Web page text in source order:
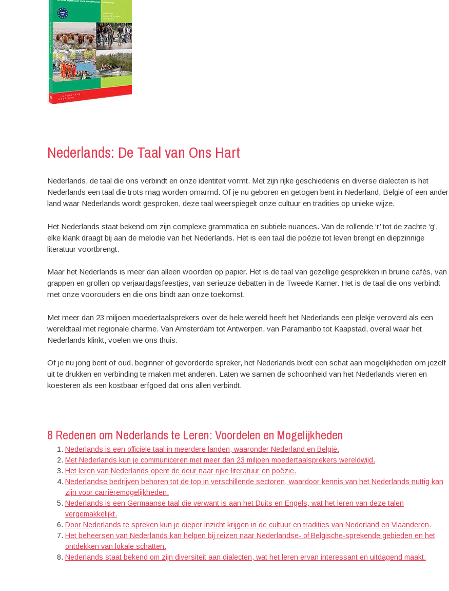
Nederlands: De Taal van Ons Hart
Nederlands, de taal die ons verbindt en onze identiteit vormt. Met zijn rijke geschiedenis en diverse dialecten is het
Nederlands een taal die trots mag worden omarmd. Of je nu geboren en getogen bent in Nederland, België of een ander
land waar Nederlands wordt gesproken, deze taal weerspiegelt onze cultuur en tradities op unieke wijze.
Het Nederlands staat bekend om zijn complexe grammatica en subtiele nuances. Van de rollende ‘r’ tot de zachte ‘g’,
elke klank draagt bij aan de melodie van het Nederlands. Het is een taal die poëzie tot leven brengt en diepzinnige
literatuur voortbrengt.
Maar het Nederlands is meer dan alleen woorden op papier. Het is de taal van gezellige gesprekken in bruine cafés, van
grappen en grollen op verjaardagsfeestjes, van serieuze debatten in de Tweede Kamer. Het is de taal die ons verbindt
met onze voorouders en die ons bindt aan onze toekomst.
Met meer dan 23 miljoen moedertaalsprekers over de hele wereld heeft het Nederlands een plekje veroverd als een
wereldtaal met regionale charme. Van Amsterdam tot Antwerpen, van Paramaribo tot Kaapstad, overal waar het
Nederlands klinkt, voelen we ons thuis.
Of je nu jong bent of oud, beginner of gevorderde spreker, het Nederlands biedt een schat aan mogelijkheden om jezelf
uit te drukken en verbinding te maken met anderen. Laten we samen de schoonheid van het Nederlands vieren en
koesteren als een kostbaar erfgoed dat ons allen verbindt.
8 Redenen om Nederlands te Leren: Voordelen en Mogelijkheden
Nederlands is een officiële taal in meerdere landen, waaronder Nederland en België.
Met Nederlands kun je communiceren met meer dan 23 miljoen moedertaalsprekers wereldwijd.
Het leren van Nederlands opent de deur naar rijke literatuur en poëzie.
Nederlandse bedrijven behoren tot de top in verschillende sectoren, waardoor kennis van het Nederlands nuttig kan
zijn voor carrièremogelijkheden.
Nederlands is een Germaanse taal die verwant is aan het Duits en Engels, wat het leren van deze talen
vergemakkelijkt.
Door Nederlands te spreken kun je dieper inzicht krijgen in de cultuur en tradities van Nederland en Vlaanderen.
Het beheersen van Nederlands kan helpen bij reizen naar Nederlandse- of Belgische-sprekende gebieden en het
ontdekken van lokale schatten.
Nederlands staat bekend om zijn diversiteit aan dialecten, wat het leren ervan interessant en uitdagend maakt.